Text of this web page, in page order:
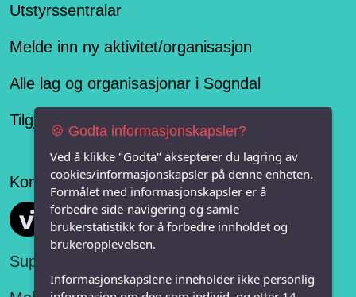
Utstyrssentralar
Melde inn ny aktivitet/organisasjon
Alle lag og organisasjonar i Sogndal
Tilgjengelegheitserklæring
Konseptet er levert av
Vi FRITID
Support:
🍪 Godta informasjonskapsler?
Ved å klikke "Godta" aksepterer du lagring av
cookies/informasjonskapsler på denne enheten.
Formålet med informasjonskapsler er å
forbedre side-navigering og samle
brukerstatistikk for å forbedre innholdet og
brukeropplevelsen.
Informasjonskapslene inneholder ikke personlig